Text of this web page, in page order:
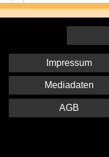
Impressum
Mediadaten
AGB